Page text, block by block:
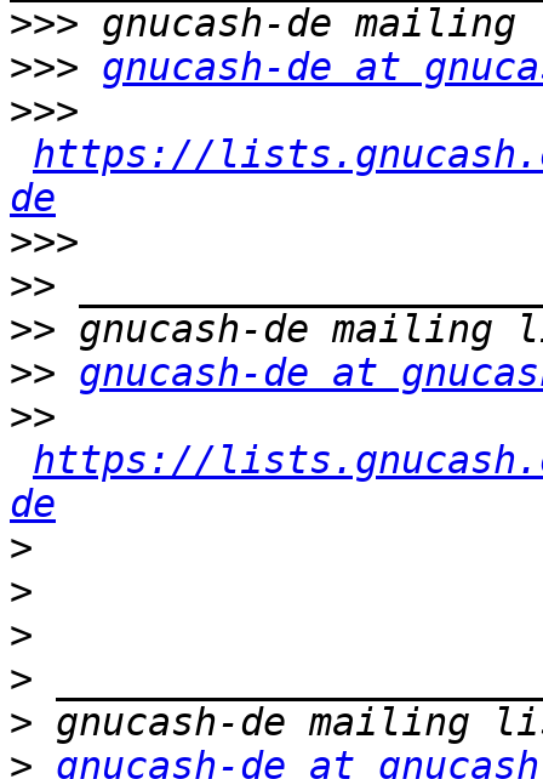
>>>
>>> gnucash-de at
>>>
https://
de
>>>
>>
>>
>> gnucash-de at
>>
https://
de
>
>
>
>
>
> gnucash-de at